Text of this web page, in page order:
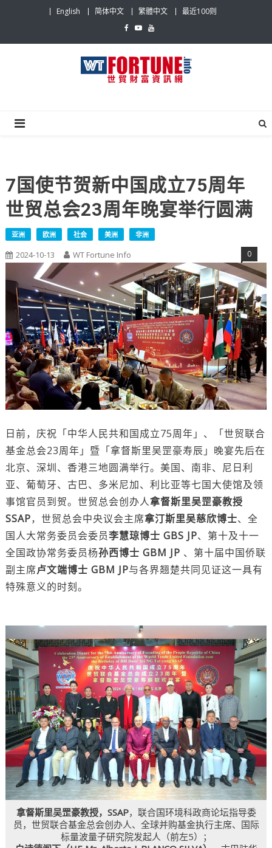
English 简体中文 繁體中文 最近100则
7国使节贺新中国成立75周年
世贸总会23周年晚宴举行圆满
亚洲 欧洲 社会 美洲 非洲
2024-10-13 WT Fortune Info 0
日前，庆祝「中华人民共和国成立75周年」 、「世贸联合
基金总会23周年」暨「拿督斯里吴罡豪寿辰」晚宴先后在
北京、深圳、香港三地圆满举行。美国、南非、尼日利
亚、葡萄牙、古巴、多米尼加、利比亚等七国大使馆及领
事馆官员到贺。世贸总会创办人拿督斯里吴罡豪教授
SSAP，世贸总会中央议会主席拿汀斯里吴慈欣博士、全
国人大常务委员会委员李慧琼博士 GBS JP、第十及十一
全国政协常务委员杨孙西博士 GBM JP 、第十届中国侨联
副主席卢文端博士 GBM JP与各界翘楚共同见证这一具有
特殊意义的时刻。
拿督斯里吴罡豪教授，SSAP，联合国环境科政商论坛指导委
员，世贸联合基金总会创办人、全球并购基金执行主席、国际
标量波量子研究院发起人（前左5）；